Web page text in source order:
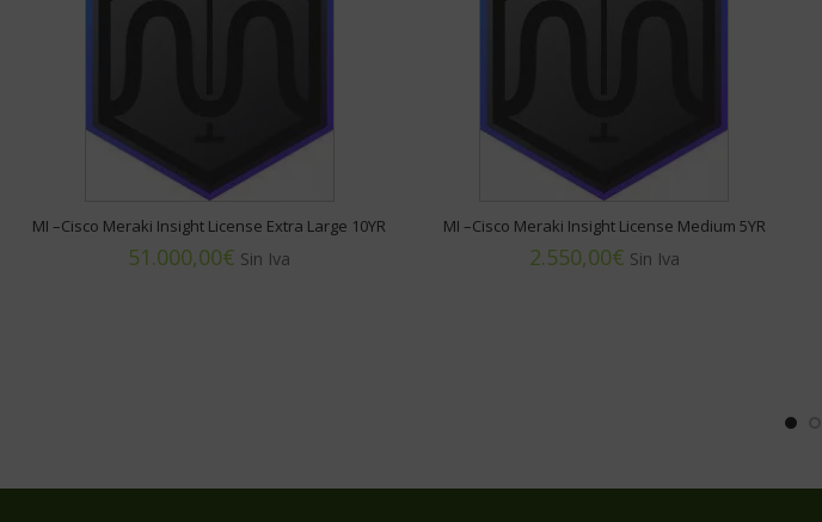
MI –Cisco Meraki Insight License Extra Large 10YR
€
MI –Cisco Meraki Insight License Medium 5YR
€